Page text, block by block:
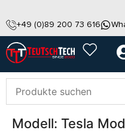
+49 (0)89 200 73 616
Modell: Tesla